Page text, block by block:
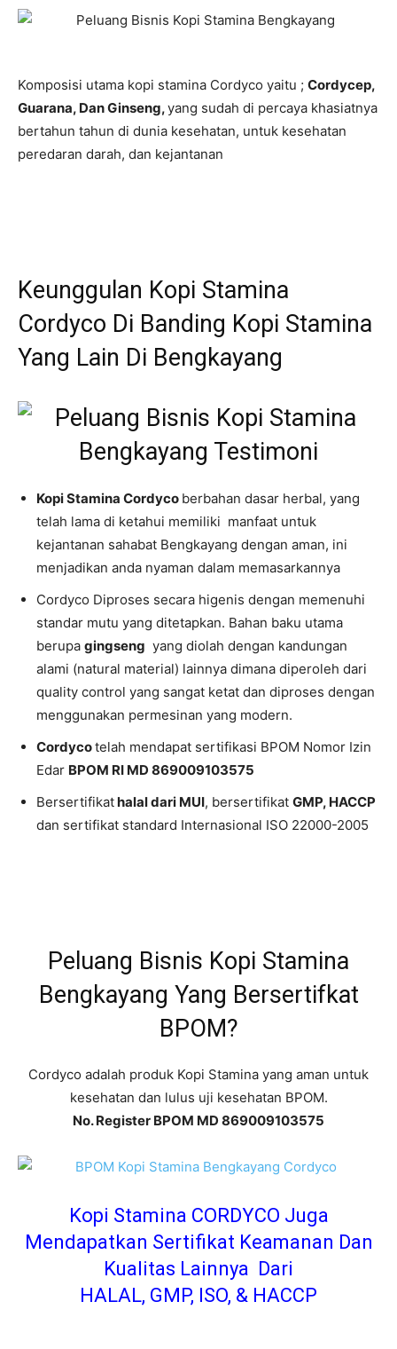
Komposisi utama kopi stamina Cordyco yaitu ; Cordycep,
Guarana, Dan Ginseng,yang sudah di percaya khasiatnya
bertahun tahun di dunia kesehatan, untuk kesehatan
peredaran darah, dan kejantanan
Keunggulan Kopi Stamina
Cordyco Di Banding Kopi Stamina
Yang Lain Di Bengkayang
Kopi Stamina Cordyco berbahan dasar herbal, yang
telah lama di ketahui memiliki manfaat untuk
kejantanan sahabat Bengkayang dengan aman, ini
menjadikan anda nyaman dalam memasarkannya
Cordyco Diproses secara higenis dengan memenuhi
standar mutu yang ditetapkan. Bahan baku utama
berupa gingseng yang diolah dengan kandungan
alami (natural material) lainnya dimana diperoleh dari
quality control yang sangat ketat dan diproses dengan
menggunakan permesinan yang modern.
Cordycotelah mendapat sertifikasi BPOM Nomor Izin
Edar BPOM RI MD 869009103575
Bersertifikathalal dari MUI, bersertifikat GMP, HACCP
dan sertifikat standard Internasional ISO 22000-2005
Peluang Bisnis Kopi Stamina
Bengkayang Yang Bersertifkat
BPOM?
Cordyco adalah produk Kopi Stamina yang aman untuk
kesehatan dan lulus uji kesehatan BPOM.
No. Register BPOM MD 869009103575
Kopi Stamina CORDYCO Juga
Mendapatkan Sertifikat Keamanan Dan
Kualitas Lainnya Dari
HALAL, GMP, ISO, & HACCP